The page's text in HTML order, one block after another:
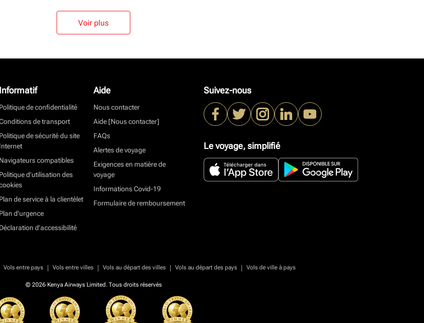
Voir plus
Informatif
Politique de confidentialité
de transport
Politique de sécurité du site
Internet
Navigateurs compatibles
Politique d’utilisation des
Plan de service à la clientèlet
Plan d'urgence
Déclaration d’accessibilité
Aide
Nous contacter
Aide [Nous contacter]
FAQs
Alertes de voyage
Exigences en matière de
voyage
Informations Covid-19
Formulaire de remboursement
Suivez-nous
Le voyage, simplifié
Vols entre pays | Vols entre villes | Vols au départ des villes | Vols au départ des pays | Vols de ville à pays
© 2026 Kenya Airways Limited. Tous droits réservés